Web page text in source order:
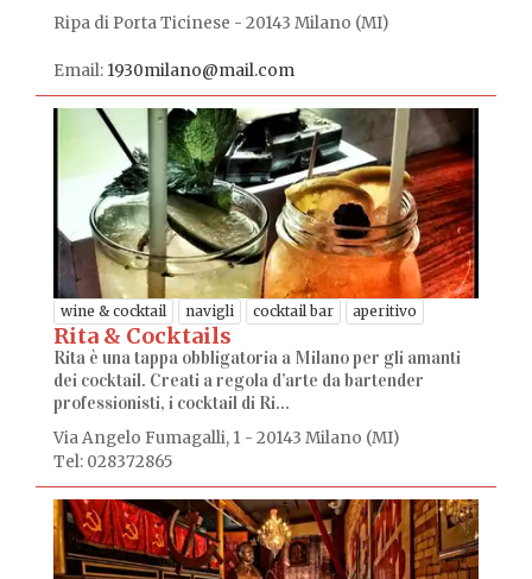
Ripa di Porta Ticinese - 20143 Milano (MI)
Email: 1930milano@mail.com
wine & cocktail navigli cocktail bar aperitivo
Rita & Cocktails
Rita è una tappa obbligatoria a Milano per gli amanti
dei cocktail. Creati a regola d’arte da bartender
professionisti, i cocktail di Ri...
Via Angelo Fumagalli, 1 - 20143 Milano (MI)
Tel: 028372865